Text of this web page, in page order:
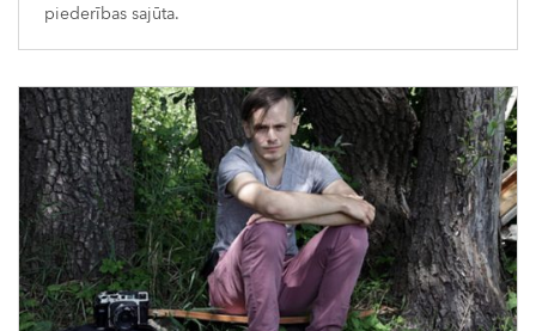
piederības sajūta.